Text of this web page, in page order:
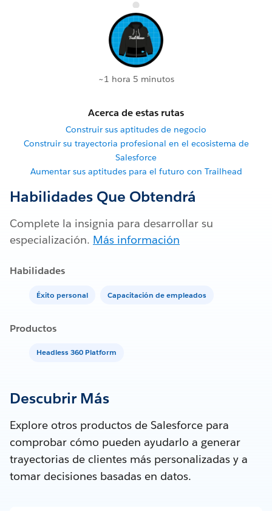
~1 hora 5 minutos
Acerca de estas rutas
Construir sus aptitudes de negocio
Construir su trayectoria profesional en el ecosistema de
Salesforce
Aumentar sus aptitudes para el futuro con Trailhead
Habilidades Que Obtendrá
Complete la insignia para desarrollar su
especialización. Más información
Habilidades
Éxito personal Capacitación de empleados
Productos
Headless 360 Platform
Descubrir Más
Explore otros productos de Salesforce para
comprobar cómo pueden ayudarlo a generar
trayectorias de clientes más personalizadas y a
tomar decisiones basadas en datos.